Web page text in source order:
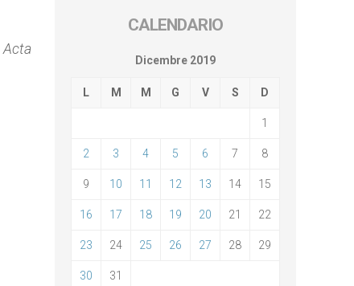
Acta
CALENDARIO
Dicembre 2019
L M M G V S D
1
2 3 4 5 6 7 8
9 10 11 12 13 14 15
16 17 18 19 20 21 22
23 24 25 26 27 28 29
30 31